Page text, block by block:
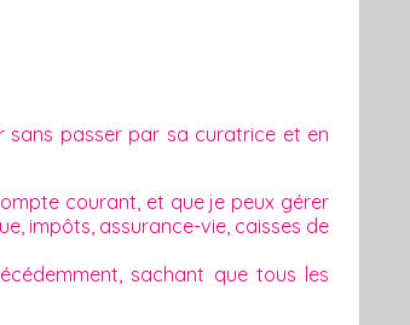
sans passer par sa curatrice et en
courant, et que je peux gérer
impôts, assurance-vie, caisses de
sachant que tous les